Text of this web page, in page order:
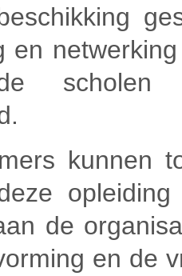
en
scholen
kunnen
de
en de